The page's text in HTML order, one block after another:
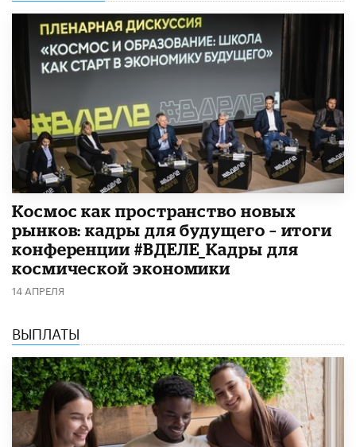
Космос как пространство новых
рынков: кадры для будущего – итоги
конференции #ВДЕЛЕ_Кадры для
космической экономики
14 АПРЕЛЯ
ВЫПЛАТЫ